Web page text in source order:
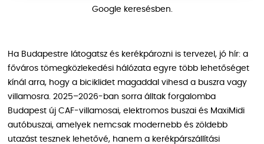
Google keresésben.
Ha Budapestre látogatsz és kerékpározni is tervezel, jó hír: a
főváros tömegközlekedési hálózata egyre több lehetőséget
kínál arra, hogy a biciklidet magaddal vihesd a buszra vagy
villamosra. 2025–2026-ban sorra álltak forgalomba
Budapest új CAF-villamosai, elektromos buszai és MaxiMidi
autóbuszai, amelyek nemcsak modernebb és zöldebb
utazást tesznek lehetővé, hanem a kerékpárszállítási